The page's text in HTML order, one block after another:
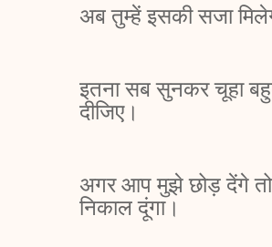
अब तुम्हें इसकी सजा
इतना सब सुनकर चूहा
दीजिए।
अगर आप मुझे छोड़ देंगे
निकाल दूंगा।